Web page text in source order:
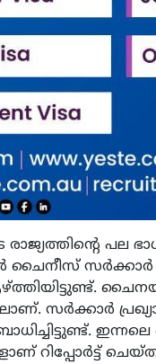
ചൈനീസ് സര്‍ക്കാര്‍
സര്‍ക്കാര്‍
റിപ്പോര്‍ട്ട്